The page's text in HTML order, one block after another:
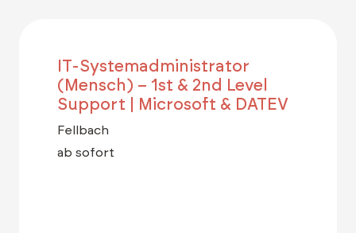
IT-Systemadministrator
(Mensch) – 1st & 2nd Level
Support | Microsoft & DATEV
Fellbach
ab sofort